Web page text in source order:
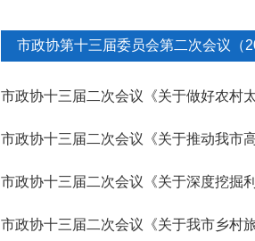
市政协第十三届委员会第二次会议（
市政协十三届二次会议《关于做好农村
市政协十三届二次会议《关于推动我市
市政协十三届二次会议《关于深度挖掘
市政协十三届二次会议《关于我市乡村